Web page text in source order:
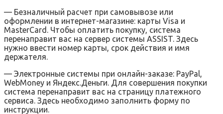
— Безналичный расчет при самовывозе или
оформлении в интернет-магазине: карты Visa и
MasterCard. Чтобы оплатить покупку, система
перенаправит вас на сервер системы ASSIST. Здесь
нужно ввести номер карты, срок действия и имя
держателя.
— Электронные системы при онлайн-заказе: PayPal,
WebMoney и Яндекс.Деньги. Для совершения покупки
система перенаправит вас на страницу платежного
сервиса. Здесь необходимо заполнить форму по
инструкции.